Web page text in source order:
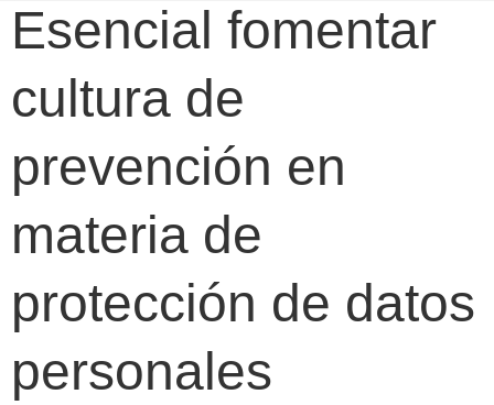
Esencial fomentar
cultura de
prevención en
materia de
protección de datos
personales